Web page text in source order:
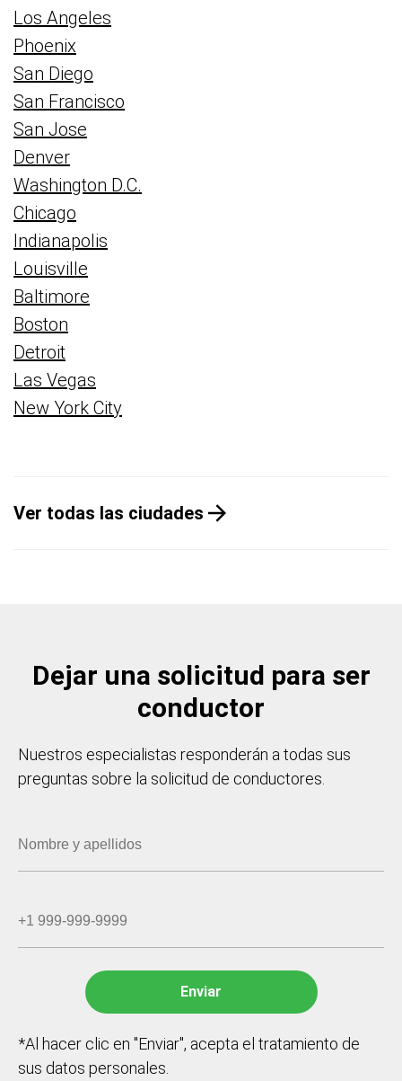
Los Angeles
Phoenix
San Diego
San Francisco
San Jose
Denver
Washington D.C.
Chicago
Indianapolis
Louisville
Baltimore
Boston
Detroit
Las Vegas
New York City
Ver todas las ciudades
Dejar una solicitud para ser
conductor
Nuestros especialistas responderán a todas sus
preguntas sobre la solicitud de conductores.
*Al hacer clic en "Enviar", acepta el tratamiento de
sus datos personales.